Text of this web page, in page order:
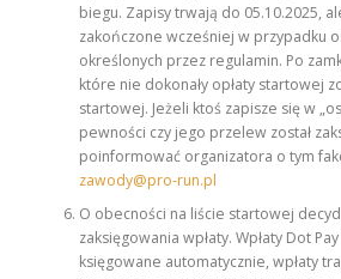
biegu. Zapisy trwają do 05.10.2025,
zakończone wcześniej w przypadku
określonych przez regulamin. Po
które nie dokonały opłaty startowej
startowej. Jeżeli ktoś zapisze się w
pewności czy jego przelew został
poinformować organizatora o tym
zawody@pro-run.pl
O obecności na liście startowej
zaksięgowania wpłaty. Wpłaty Dot
księgowane automatycznie, wpłaty